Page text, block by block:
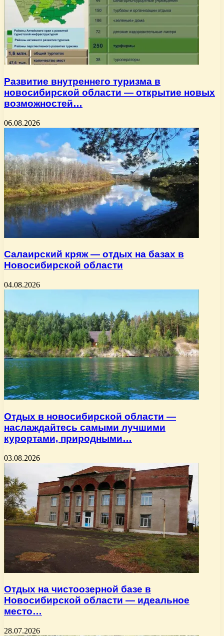
Развитие внутреннего туризма в
новосибирской области — открытие новых
возможностей…
06.08.2026
Салаирский кряж — отдых на базах в
Новосибирской области
04.08.2026
Отдых в новосибирской области —
наслаждайтесь самыми лучшими
курортами, природными…
03.08.2026
Отдых на чистоозерной базе в
Новосибирской области — идеальное
место…
28.07.2026